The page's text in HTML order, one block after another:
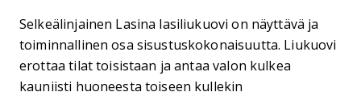
Selkeälinjainen Lasina lasiliukuovi on näyttävä ja
toiminnallinen osa sisustuskokonaisuutta. Liukuovi
erottaa tilat toisistaan ja antaa valon kulkea
kauniisti huoneesta toiseen kullekin